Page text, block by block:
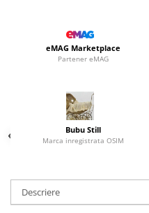
eMAG Marketplace
Partener eMAG
Bubu Still
Marca inregistrata OSIM
Descriere